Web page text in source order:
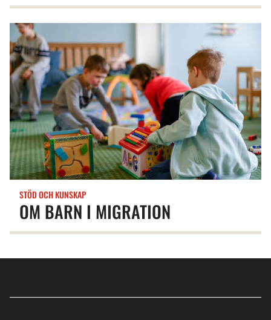
OM BARN I MIGRATION
STÖD OCH KUNSKAP